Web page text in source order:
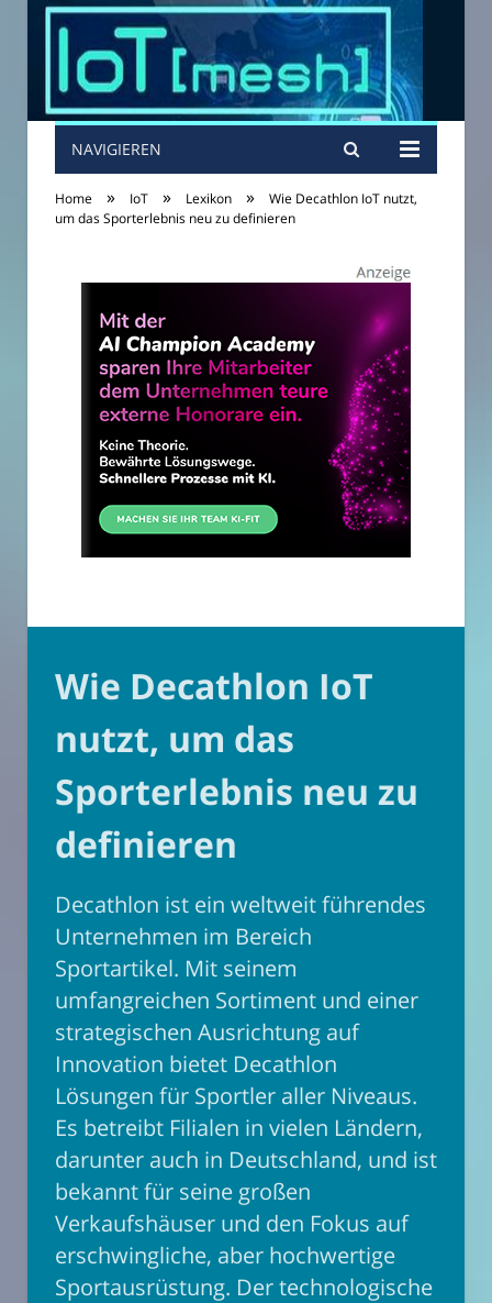
NAVIGIEREN
Home » IoT » Lexikon »
Wie Decathlon IoT nutzt,
um das Sporterlebnis neu zu definieren
Wie Decathlon IoT
nutzt, um das
Sporterlebnis neu zu
definieren
Decathlon ist ein weltweit führendes
Unternehmen im Bereich
Sportartikel. Mit seinem
umfangreichen Sortiment und einer
strategischen Ausrichtung auf
Innovation bietet Decathlon
Lösungen für Sportler aller Niveaus.
Es betreibt Filialen in vielen Ländern,
darunter auch in Deutschland, und ist
bekannt für seine großen
Verkaufshäuser und den Fokus auf
erschwingliche, aber hochwertige
Sportausrüstung. Der technologische